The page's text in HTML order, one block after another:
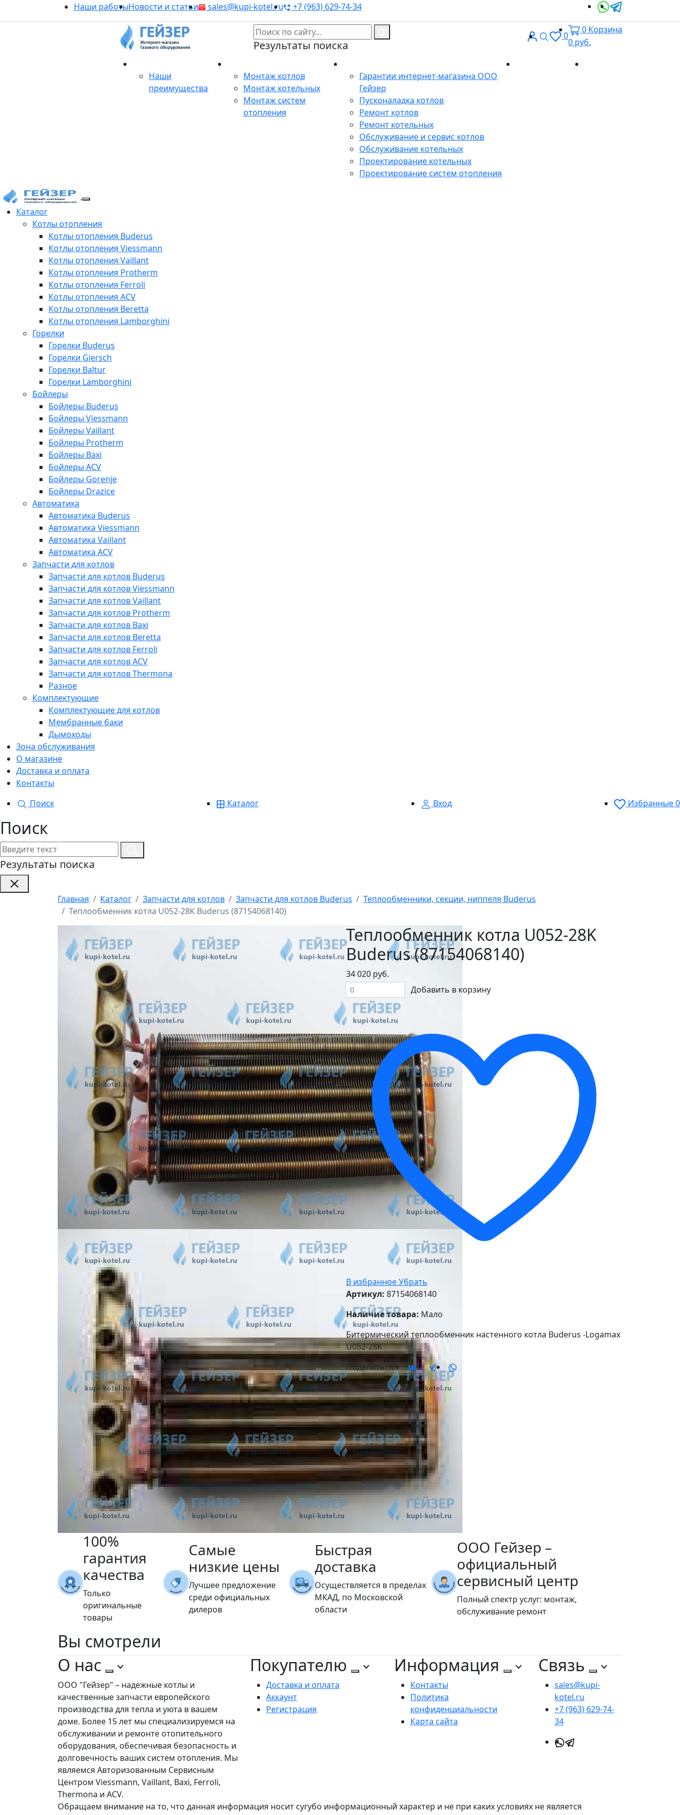
Наши работыНовости и статьи sales@kupi-kotel.ru +7 (963) 629-74-34
Результаты поиска
ВходПоиск
0
0 Корзина
0 руб.
Наши
преимущества
Монтаж котлов
Монтаж котельных
Монтаж систем
отопления
Гарантии интернет-магазина ООО
Гейзер
Пусконаладка котлов
Ремонт котлов
Ремонт котельных
Обслуживание и сервис котлов
Обслуживание котельных
Проектирование котельных
Проектирование систем отопления
Каталог
Котлы отопления
Котлы отопления Buderus
Котлы отопления Viessmann
Котлы отопления Vaillant
Котлы отопления Protherm
Котлы отопления Ferroli
Котлы отопления ACV
Котлы отопления Beretta
Котлы отопления Lamborghini
Горелки
Горелки Buderus
Горелки Giersch
Горелки Baltur
Горелки Lamborghini
Бойлеры
Бойлеры Buderus
Бойлеры Viessmann
Бойлеры Vaillant
Бойлеры Protherm
Бойлеры Baxi
Бойлеры ACV
Бойлеры Gorenje
Бойлеры Drazice
Автоматика
Автоматика Buderus
Автоматика Viessmann
Автоматика Vaillant
Автоматика ACV
Запчасти для котлов
Запчасти для котлов Buderus
Запчасти для котлов Viessmann
Запчасти для котлов Vaillant
Запчасти для котлов Protherm
Запчасти для котлов Baxi
Запчасти для котлов Beretta
Запчасти для котлов Ferroli
Запчасти для котлов ACV
Запчасти для котлов Thermona
Разное
Комплектующие
Комплектующие для котлов
Мембранные баки
Дымоходы
Зона обслуживания
О магазине
Доставка и оплата
Контакты
Поиск
Каталог Вход Избранные0
Поиск
Результаты поиска
Главная Каталог Запчасти для котлов Запчасти для котлов Buderus
Теплообменники, секции, ниппеля Buderus
Теплообменник котла U052-28K Buderus (87154068140)
Теплообменник котла U052-28K
Buderus (87154068140)
34 020 руб.
Добавить в корзину
В избранноеУбрать
Артикул: 87154068140
Наличие товара: Мало
Битермический теплообменник настенного котла Buderus -Logamax
U052-28K
Поделиться:
100%
гарантия
качества
Только
оригинальные
товары
Самые
низкие цены
Лучшее предложение
среди официальных
дилеров
Быстрая
доставка
Осуществляется в пределах
МКАД, по Московской
области
ООО Гейзер –
официальный
сервисный центр
Полный спектр услуг: монтаж,
обслуживание ремонт
Вы смотрели
О нас
ООО "Гейзер" – надежные котлы и
качественные запчасти европейского
производства для тепла и уюта в вашем
доме. Более 15 лет мы специализируемся на
обслуживании и ремонте отопительного
оборудования, обеспечивая безопасность и
долговечность ваших систем отопления. Мы
являемся Авторизованным Сервисным
Центром Viessmann, Vaillant, Baxi, Ferroli,
Thermona и ACV.
Покупателю
Доставка и оплата
Аккаунт
Регистрация
Информация
Контакты
Политика
конфиденциальности
Карта сайта
Связь
sales@kupi-
kotel.ru
+7 (963) 629-74-
34
Обращаем внимание на то, что данная информация носит сугубо информационный характер и не при каких условиях не является